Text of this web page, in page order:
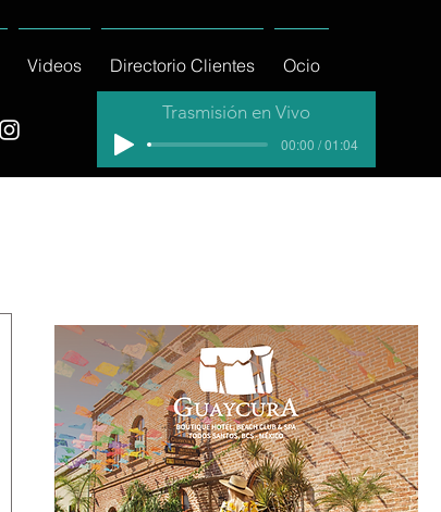
Videos Directorio Clientes Ocio
Trasmisión en Vivo
00:00 / 01:04